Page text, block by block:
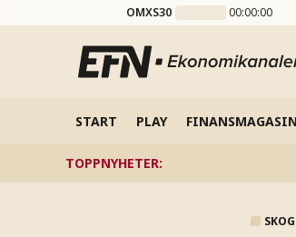
OMXS30 00:00:00
START PLAY
TOPPNYHETER: